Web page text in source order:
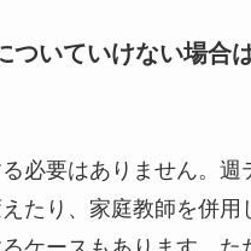
ついていけない場合
必要はありません。週
たり、家庭教師を併用